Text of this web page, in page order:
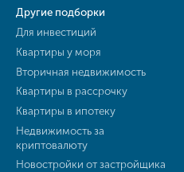
Другие подборки
Для инвестиций
Квартиры у моря
Вторичная недвижимость
Квартиры в рассрочку
Квартиры в ипотеку
Недвижимость за
криптовалюту
Новостройки от застройщика